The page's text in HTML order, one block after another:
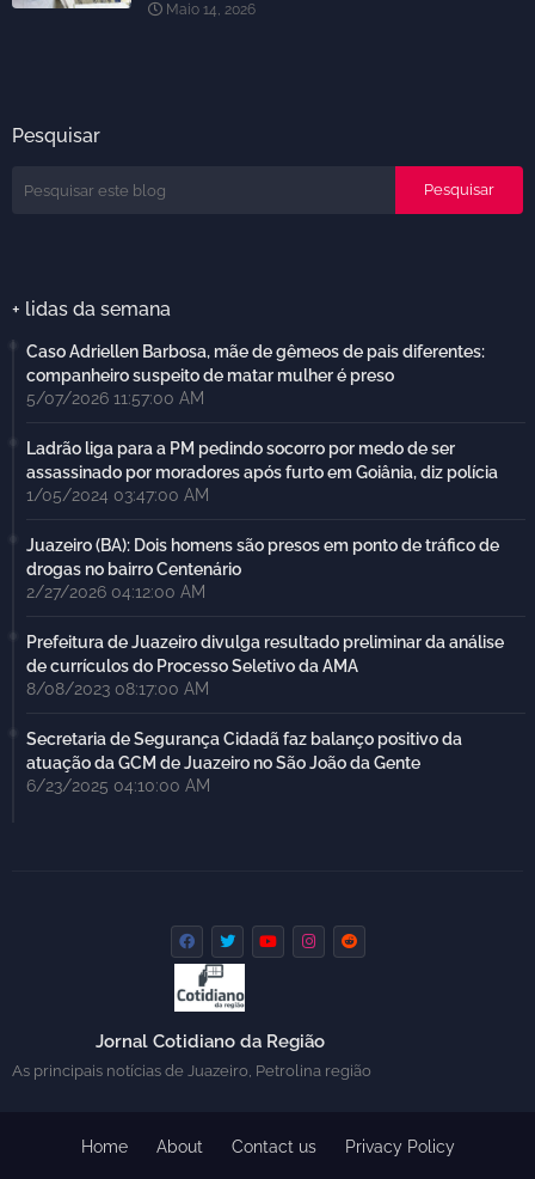
Maio 14, 2026
Pesquisar
+ lidas da semana
Caso Adriellen Barbosa, mãe de gêmeos de pais diferentes:
companheiro suspeito de matar mulher é preso
5/07/2026 11:57:00 AM
Ladrão liga para a PM pedindo socorro por medo de ser
assassinado por moradores após furto em Goiânia, diz polícia
1/05/2024 03:47:00 AM
Juazeiro (BA): Dois homens são presos em ponto de tráfico de
drogas no bairro Centenário
2/27/2026 04:12:00 AM
Prefeitura de Juazeiro divulga resultado preliminar da análise
de currículos do Processo Seletivo da AMA
8/08/2023 08:17:00 AM
Secretaria de Segurança Cidadã faz balanço positivo da
atuação da GCM de Juazeiro no São João da Gente
6/23/2025 04:10:00 AM
Jornal Cotidiano da Região
As principais notícias de Juazeiro, Petrolina região
Home About Contact us Privacy Policy